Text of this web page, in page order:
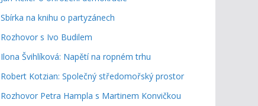
Sbírka na knihu o partyzánech
Rozhovor s Ivo Budilem
Ilona Švihlíková: Napětí na ropném trhu
Robert Kotzian: Společný středomořský prostor
Rozhovor Petra Hampla s Martinem Konvičkou